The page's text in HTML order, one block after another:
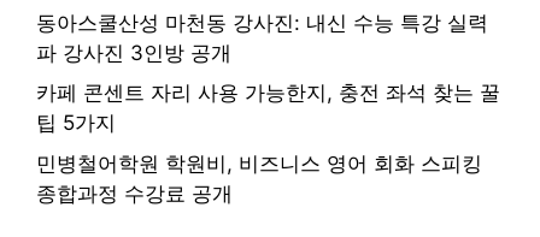
동아스쿨산성 마천동 강사진: 내신 수능 특강 실력
파 강사진 3인방 공개
카페 콘센트 자리 사용 가능한지, 충전 좌석 찾는 꿀
팁 5가지
민병철어학원 학원비, 비즈니스 영어 회화 스피킹
종합과정 수강료 공개